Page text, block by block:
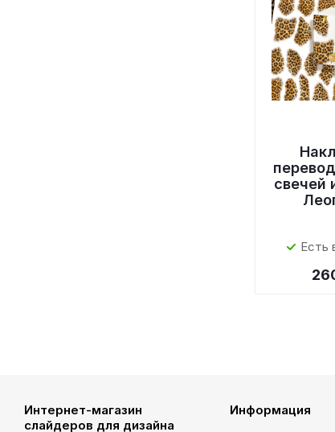
свечей
Есть
Интернет-магазин
слайдеров для дизайна
Информация